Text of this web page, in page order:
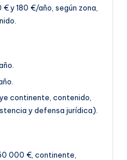
y 180 €/año, según zona,
continente, contenido,
y defensa jurídica).
000 €, continente,